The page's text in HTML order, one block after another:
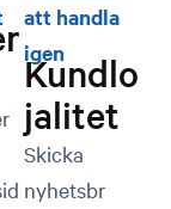
att handla
igen
Kundlo
jalitet
Skicka
nyhetsbr